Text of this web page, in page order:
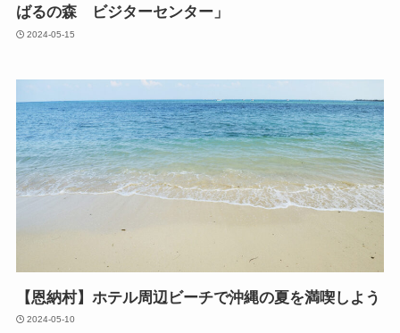
ばるの森 ビジターセンター」
2024-05-15
【恩納村】ホテル周辺ビーチで沖縄の夏を満喫しよう
2024-05-10